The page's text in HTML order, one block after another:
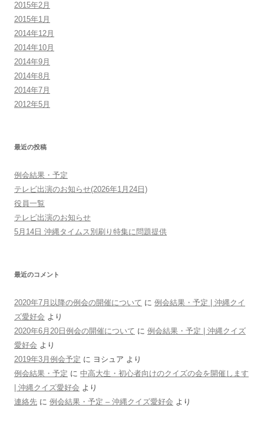
2015年2月
2015年1月
2014年12月
2014年10月
2014年9月
2014年8月
2014年7月
2012年5月
最近の投稿
例会結果・予定
テレビ出演のお知らせ(2026年1月24日)
役員一覧
テレビ出演のお知らせ
5月14日 沖縄タイムス別刷り特集に問題提供
最近のコメント
2020年7月以降の例会の開催について に 例会結果・予定 | 沖縄クイ
ズ愛好会 より
2020年6月20日例会の開催について に 例会結果・予定 | 沖縄クイズ
愛好会 より
2019年3月例会予定 に ヨシュア より
例会結果・予定 に 中高大生・初心者向けのクイズの会を開催します
| 沖縄クイズ愛好会 より
連絡先 に 例会結果・予定 – 沖縄クイズ愛好会 より